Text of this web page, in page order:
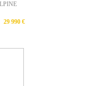
29 990 €